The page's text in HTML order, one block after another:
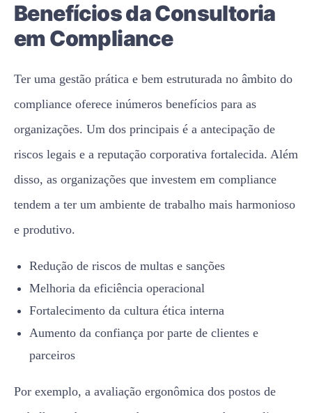
Benefícios da Consultoria
em Compliance
Ter uma gestão prática e bem estruturada no âmbito do
compliance oferece inúmeros benefícios para as
organizações. Um dos principais é a antecipação de
riscos legais e a reputação corporativa fortalecida. Além
disso, as organizações que investem em compliance
tendem a ter um ambiente de trabalho mais harmonioso
e produtivo.
Redução de riscos de multas e sanções
Melhoria da eficiência operacional
Fortalecimento da cultura ética interna
Aumento da confiança por parte de clientes e
parceiros
Por exemplo, a avaliação ergonômica dos postos de